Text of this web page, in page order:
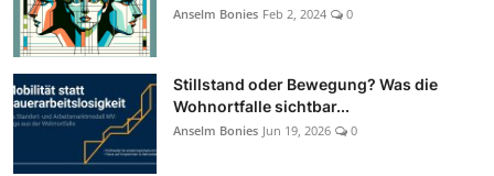
Anselm Bonies Feb 2, 2024 0
Stillstand oder Bewegung? Was die
Wohnortfalle sichtbar...
Anselm Bonies Jun 19, 2026 0